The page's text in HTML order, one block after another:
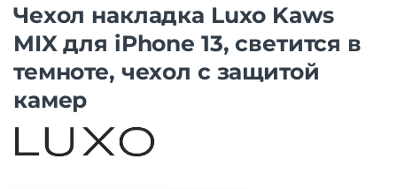
Чехол накладка Luxo Kaws
MIX для iPhone 13, светится в
темноте, чехол с защитой
камер